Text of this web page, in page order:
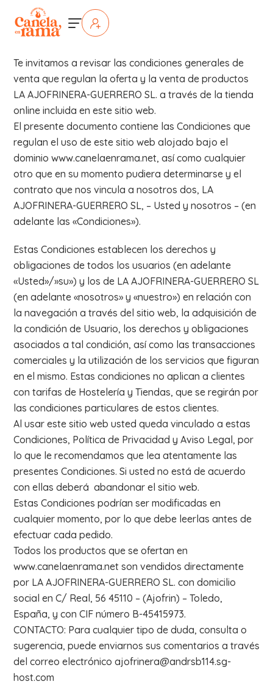
Te invitamos a revisar las condiciones generales de
venta que regulan la oferta y la venta de productos
LA AJOFRINERA-GUERRERO SL. a través de la tienda
online incluida en este sitio web.
El presente documento contiene las Condiciones que
regulan el uso de este sitio web alojado bajo el
dominio www.canelaenrama.net, así como cualquier
otro que en su momento pudiera determinarse y el
contrato que nos vincula a nosotros dos, LA
AJOFRINERA-GUERRERO SL, – Usted y nosotros – (en
adelante las «Condiciones»).
Estas Condiciones establecen los derechos y
obligaciones de todos los usuarios (en adelante
«Usted»/»su») y los de LA AJOFRINERA-GUERRERO SL
(en adelante «nosotros» y «nuestro») en relación con
la navegación a través del sitio web, la adquisición de
la condición de Usuario, los derechos y obligaciones
asociados a tal condición, así como las transacciones
comerciales y la utilización de los servicios que figuran
en el mismo. Estas condiciones no aplican a clientes
con tarifas de Hostelería y Tiendas, que se regirán por
las condiciones particulares de estos clientes.
Al usar este sitio web usted queda vinculado a estas
Condiciones, Política de Privacidad y Aviso Legal, por
lo que le recomendamos que lea atentamente las
presentes Condiciones. Si usted no está de acuerdo
con ellas deberá abandonar el sitio web.
Estas Condiciones podrían ser modificadas en
cualquier momento, por lo que debe leerlas antes de
efectuar cada pedido.
Todos los productos que se ofertan en
www.canelaenrama.net son vendidos directamente
por LA AJOFRINERA-GUERRERO SL. con domicilio
social en C/ Real, 56 45110 – (Ajofrin) – Toledo,
España, y con CIF número B-45415973.
CONTACTO: Para cualquier tipo de duda, consulta o
sugerencia, puede enviarnos sus comentarios a través
del correo electrónico ajofrinera@andrsb114.sg-
host.com